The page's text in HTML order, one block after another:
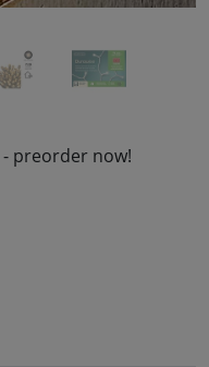
- preorder now!